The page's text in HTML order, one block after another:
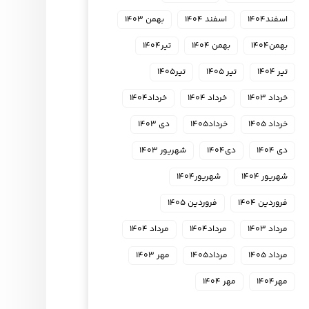
اسفند۱۴۰۴ اسفند ۱۴۰۴
بهمن ۱۴۰۳
بهمن۱۴۰۴
بهمن ۱۴۰۴
تیر۱۴۰۴
تیر ۱۴۰۴
تیر ۱۴۰۵
تیر۱۴۰۵
خرداد ۱۴۰۳
خرداد ۱۴۰۴
خرداد۱۴۰۴
خرداد ۱۴۰۵
خرداد۱۴۰۵
دی ۱۴۰۳
دی ۱۴۰۴
دی۱۴۰۴
شهریور ۱۴۰۳
شهریور ۱۴۰۴
شهریور۱۴۰۴
فروردین ۱۴۰۴
فروردین ۱۴۰۵
مرداد ۱۴۰۳
مرداد۱۴۰۴
مرداد ۱۴۰۴
مرداد ۱۴۰۵
مرداد۱۴۰۵
مهر ۱۴۰۳
مهر۱۴۰۴
مهر ۱۴۰۴